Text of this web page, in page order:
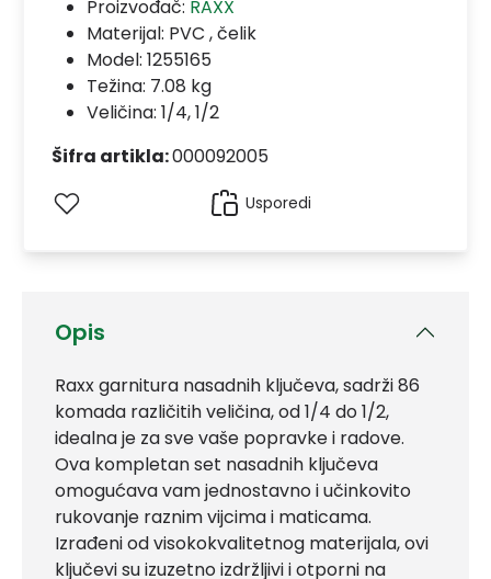
Opis
Raxx garnitura nasadnih ključeva, sadrži 86
komada različitih veličina, od 1/4 do 1/2,
idealna je za sve vaše popravke i radove.
Ova kompletan set nasadnih ključeva
omogućava vam jednostavno i učinkovito
rukovanje raznim vijcima i maticama.
Izrađeni od visokokvalitetnog materijala, ovi
ključevi su izuzetno izdržljivi i otporni na
Proizvođač: RAXX
Materijal: PVC , čelik
Model: 1255165
Težina: 7.08 kg
Veličina: 1/4, 1/2
Šifra artikla:000092005
Usporedi